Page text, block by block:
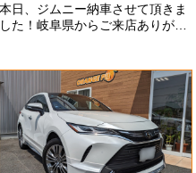
本日、ジムニー納車させて頂きま
した！岐阜県からご来店ありがと
ープンカントリー、ホイールと、
可愛い仕様になりました！これか
らもよろしくお願いします
#x1f647;#x200d;#x2640;#xfe0f;